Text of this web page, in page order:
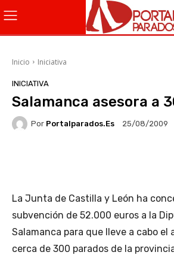
Inicio Iniciativa
INICIATIVA
Salamanca asesora a
Por Portalparados.es 25/08/2009
La Junta de Castilla y León ha
subvención de 52.000 euros a la
Salamanca para que lleve a cabo el
cerca de 300 parados de la